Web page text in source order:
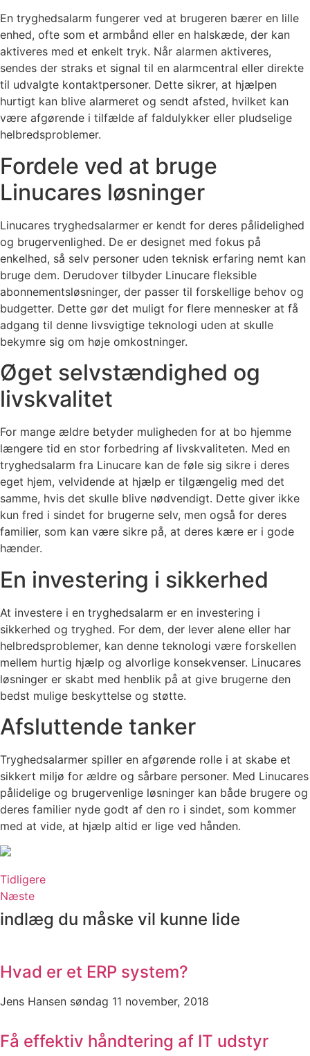
En tryghedsalarm fungerer ved at brugeren bærer en lille
enhed, ofte som et armbånd eller en halskæde, der kan
aktiveres med et enkelt tryk. Når alarmen aktiveres,
sendes der straks et signal til en alarmcentral eller direkte
til udvalgte kontaktpersoner. Dette sikrer, at hjælpen
hurtigt kan blive alarmeret og sendt afsted, hvilket kan
være afgørende i tilfælde af faldulykker eller pludselige
helbredsproblemer.
Fordele ved at bruge
Linucares løsninger
Linucares tryghedsalarmer er kendt for deres pålidelighed
og brugervenlighed. De er designet med fokus på
enkelhed, så selv personer uden teknisk erfaring nemt kan
bruge dem. Derudover tilbyder Linucare fleksible
abonnementsløsninger, der passer til forskellige behov og
budgetter. Dette gør det muligt for flere mennesker at få
adgang til denne livsvigtige teknologi uden at skulle
bekymre sig om høje omkostninger.
Øget selvstændighed og
livskvalitet
For mange ældre betyder muligheden for at bo hjemme
længere tid en stor forbedring af livskvaliteten. Med en
tryghedsalarm fra Linucare kan de føle sig sikre i deres
eget hjem, velvidende at hjælp er tilgængelig med det
samme, hvis det skulle blive nødvendigt. Dette giver ikke
kun fred i sindet for brugerne selv, men også for deres
familier, som kan være sikre på, at deres kære er i gode
hænder.
En investering i sikkerhed
At investere i en tryghedsalarm er en investering i
sikkerhed og tryghed. For dem, der lever alene eller har
helbredsproblemer, kan denne teknologi være forskellen
mellem hurtig hjælp og alvorlige konsekvenser. Linucares
løsninger er skabt med henblik på at give brugerne den
bedst mulige beskyttelse og støtte.
Afsluttende tanker
Tryghedsalarmer spiller en afgørende rolle i at skabe et
sikkert miljø for ældre og sårbare personer. Med Linucares
pålidelige og brugervenlige løsninger kan både brugere og
deres familier nyde godt af den ro i sindet, som kommer
med at vide, at hjælp altid er lige ved hånden.
Tidligere
Næste
indlæg du måske vil kunne lide
Hvad er et ERP system?
Jens Hansen søndag 11 november, 2018
Få effektiv håndtering af IT udstyr